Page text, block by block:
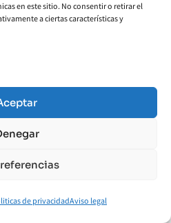
en este sitio. No consentir o retirar el
a ciertas características y
de privacidadAviso legal